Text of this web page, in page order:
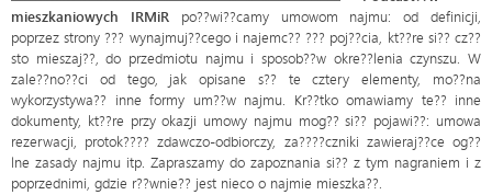
mieszkaniowych IRMiRpo??wi??camy umowom najmu: od definicji,
poprzez strony ??? wynajmuj??cego i najemc?? ??? poj??cia, kt??re si?? cz??
sto mieszaj??, do przedmiotu najmu i sposob??w okre??lenia czynszu. W
zale??no??ci od tego, jak opisane s?? te cztery elementy, mo??na
wykorzystywa?? inne formy um??w najmu. Kr??tko omawiamy te?? inne
dokumenty, kt??re przy okazji umowy najmu mog?? si?? pojawi??: umowa
rezerwacji, protok???? zdawczo-odbiorczy, za????czniki zawieraj??ce og??
lne zasady najmu itp. Zapraszamy do zapoznania si?? z tym nagraniem i z
poprzednimi, gdzie r??wnie?? jest nieco o najmie mieszka??.